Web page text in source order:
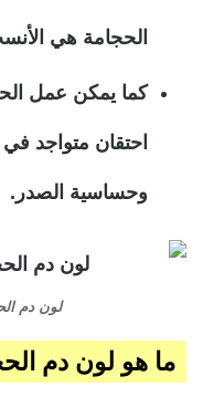
الحجامة هي
كما يمكن عمل
احتقان متواجد في
وحساسية الصدر.
لون دم
ما هو لون دم